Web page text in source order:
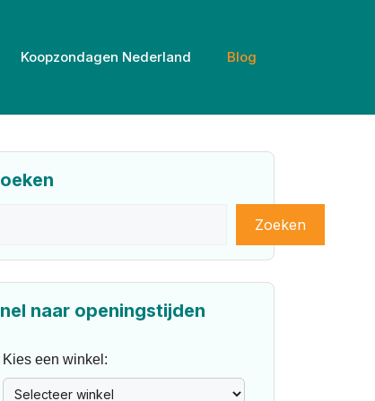
Koopzondagen Nederland Blog
Zoeken
Zoeken
Snel naar openingstijden
Kies een winkel: